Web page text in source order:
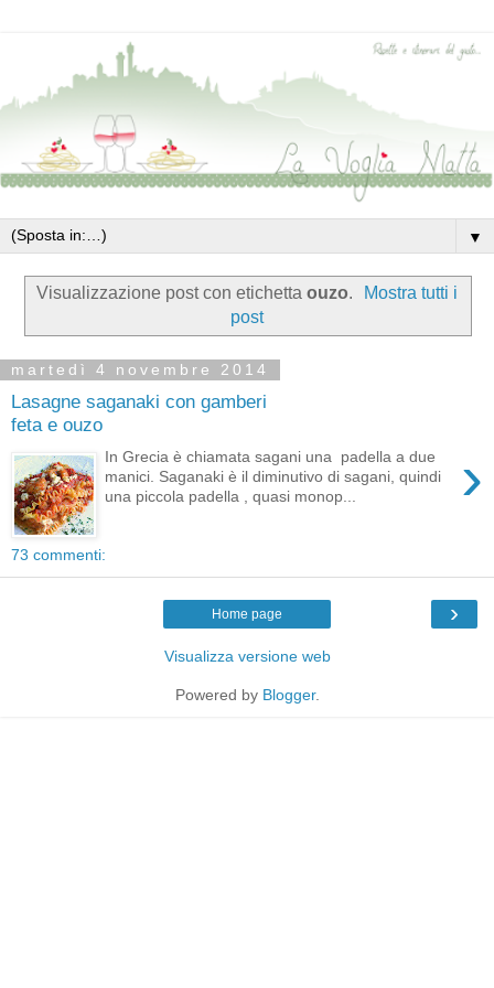
▼
Visualizzazione post con etichetta ouzo.
Mostra tutti i
post
martedì 4 novembre 2014
Lasagne saganaki con gamberi
feta e ouzo
›
In Grecia è chiamata sagani una padella a due
manici. Saganaki è il diminutivo di sagani, quindi
una piccola padella , quasi monop...
73 commenti:
›
Home page
Visualizza versione web
Powered by Blogger.